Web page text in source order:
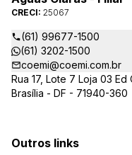
CRECI: 25067
(61) 99677-1500
(61) 3202-1500
coemi@coemi.com.br
Rua 17, Lote 7 Loja 03 Ed
Brasília - DF - 71940-360
Outros links